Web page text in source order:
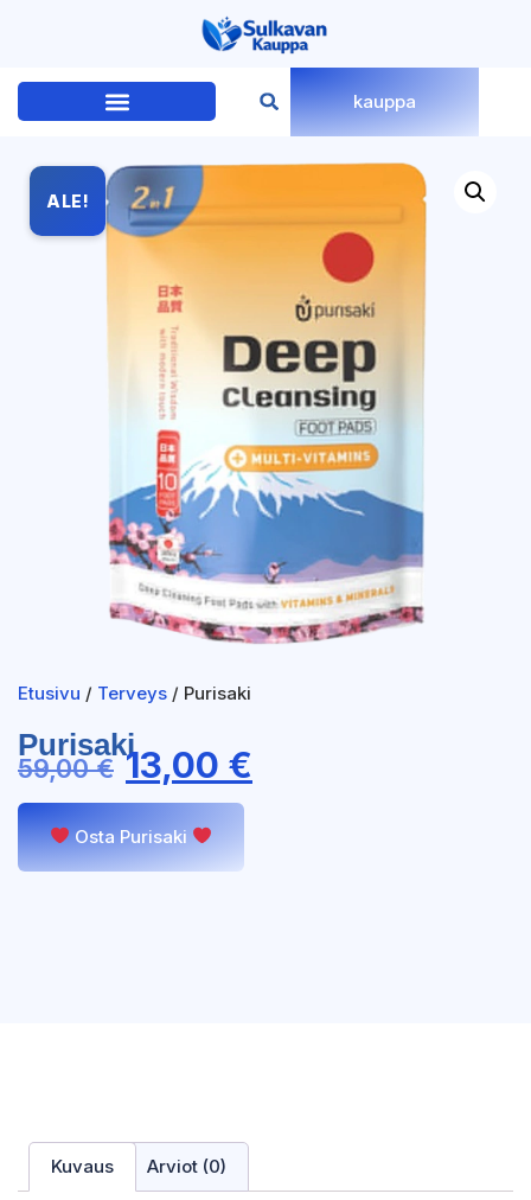
kauppa
ALE!
Etusivu / Terveys / Purisaki
Purisaki
59,00€ 13,00 €
Osta Purisaki
Kuvaus Arviot (0)